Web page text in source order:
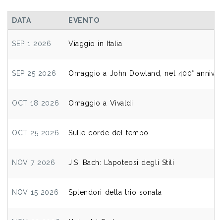
DATA EVENTO
SEP 1 2026 Viaggio in Italia
SEP 25 2026 Omaggio a John Dowland, nel 400°
OCT 18 2026 Omaggio a Vivaldi
OCT 25 2026 Sulle corde del tempo
NOV 7 2026 J.S. Bach: L’apoteosi degli Stili
NOV 15 2026 Splendori della trio sonata